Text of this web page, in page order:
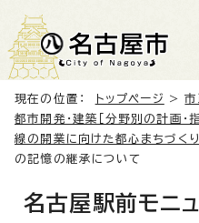
現在の位置： トップページ >
都市開発・建築［分野別の計画・指
線の開業に向けた都心まちづくり
の記憶の継承について
名古屋駅前モニュ